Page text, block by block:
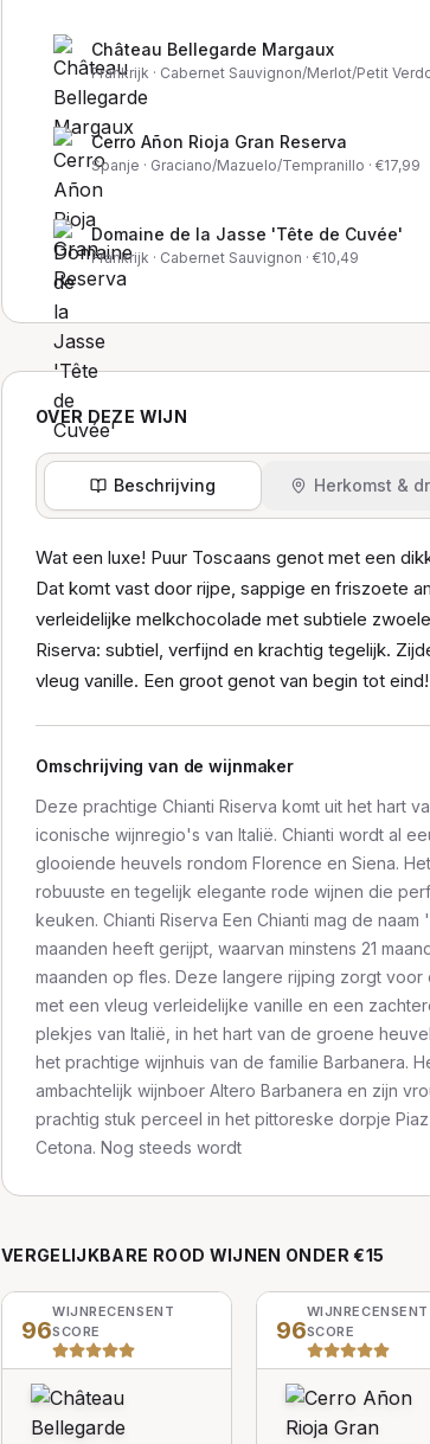
Château Bellegarde Margaux
Frankrijk · Cabernet Sauvignon/Merlot/Petit
Cerro Añon Rioja Gran Reserva
Spanje · Graciano/Mazuelo/Tempranillo · €17,99
Domaine de la Jasse 'Tête de Cuvée'
Frankrijk · Cabernet Sauvignon · €10,49
OVER DEZE WIJN
Beschrijving Herkomst &
Wat een luxe! Puur Toscaans genot met een
Dat komt vast door rijpe, sappige en friszoete
verleidelijke melkchocolade met subtiele
Riserva: subtiel, verfijnd en krachtig tegelijk.
vleug vanille. Een groot genot van begin tot eind!
Omschrijving van de wijnmaker
Deze prachtige Chianti Riserva komt uit het hart
iconische wijnregio's van Italië. Chianti wordt al
glooiende heuvels rondom Florence en Siena.
robuuste en tegelijk elegante rode wijnen die
keuken. Chianti Riserva Een Chianti mag de
maanden heeft gerijpt, waarvan minstens 21
maanden op fles. Deze langere rijping zorgt
met een vleug verleidelijke vanille en een
plekjes van Italië, in het hart van de groene
het prachtige wijnhuis van de familie Barbanera.
ambachtelijk wijnboer Altero Barbanera en zijn
prachtig stuk perceel in het pittoreske dorpje
Cetona. Nog steeds wordt
VERGELIJKBARE ROOD WIJNEN ONDER €15
96
WIJNRECENSENT
SCORE
96
WIJNRECENSENT
SCORE